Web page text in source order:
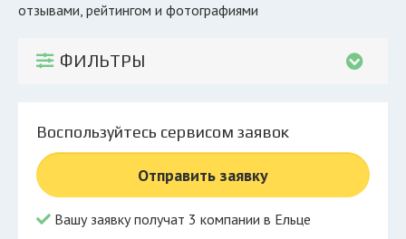
Экоблог
Личный кабинет
© 2026 Все права защищены
отзывами, рейтингом и фотографиями
ФИЛЬТРЫ
Воспользуйтесь сервисом заявок
Отправить заявку
Вашу заявку получат 3 компании в Ельце